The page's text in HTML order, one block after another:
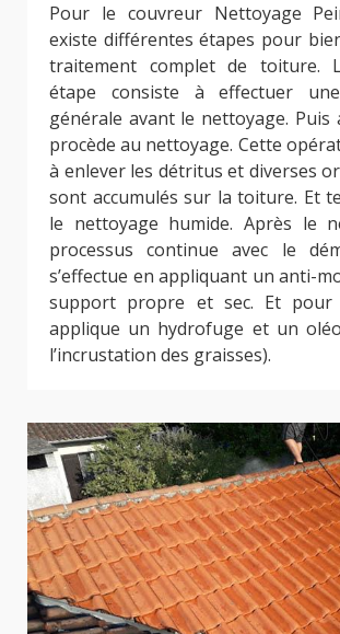
Pour le couvreur Nettoyage
existe différentes étapes pour
traitement complet de toiture.
étape consiste à effectuer
générale avant le nettoyage. Puis
procède au nettoyage. Cette
à enlever les détritus et diverses
sont accumulés sur la toiture. Et
le nettoyage humide. Après le
processus continue avec le
s’effectue en appliquant un anti-
support propre et sec. Et pour
applique un hydrofuge et un
l’incrustation des graisses).